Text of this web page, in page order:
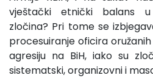
vještački etnički balans
zločina? Pri tome se
procesuiranje oficira
agresiju na BiH, iako su
sistematski, organizovni i